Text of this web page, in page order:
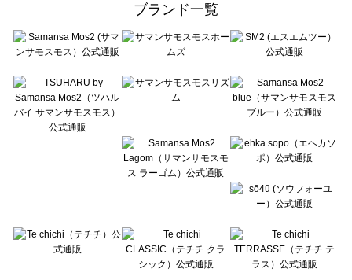
sō4ū（ソウフォーユー）のジャケット一覧
Te chichi（テチチ）のジャケット一覧
Te chichi CLASSIC（テチチ クラシック）のジャケット一覧
Lugnoncure（ルノンキュール）のジャケット一覧
BETTY'S BLUE（べティーズブルー）のジャケット一覧
Wpc.（ワールドパーティー）のジャケット一覧
ブランド一覧